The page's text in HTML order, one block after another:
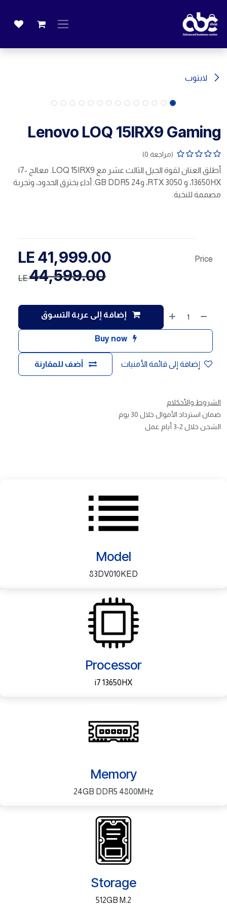
لابتوب
Lenovo LOQ 15IRX9 Gaming
(مراجعة 0)
أطلق العنان لقوة الجيل الثالث عشر مع LOQ 15IRX9. معالج i7-
13650HX، و RTX 3050، و24 GB DDR5. أداء يخترق الحدود، وتجربة
مصممة للنخبة.
إضافة إلى عربة التسوق
Buy now
أضف للمقارنة إضافة إلى قائمة الأمنيات
Price
41,999.00
44,599.00
LE
الشروط والأحكلام
ضمان استرداد الأموال خلال 30 يوم
الشحن خلال 2-3 أيام عمل
Model
83DV010KED
Processor
i7 13650HX
Memory
24GB DDR5 4800MHz
Storage
512GB M.2